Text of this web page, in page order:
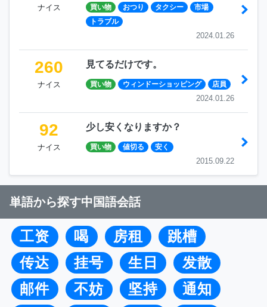
ナイス 買い物 おつり タクシー
市場
トラブル
2024.01.26
260
ナイス
見てるだけです。
買い物 ウィンドーショッピング 店員
2024.01.26
92
ナイス
少し安くなりますか？
買い物 値切る 安く
2015.09.22
単語から探す中国語会話
工资 喝 房租
跳槽
传达
挂号 生日
发散
邮件
不妨 坚持
通知